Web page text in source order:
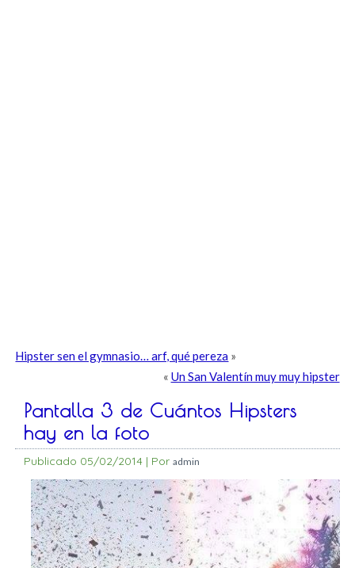
Hipster sen el gymnasio… arf, qué pereza »
« Un San Valentín muy muy hipster
Pantalla 3 de Cuántos Hipsters
hay en la foto
Publicado 05/02/2014 | Por admin